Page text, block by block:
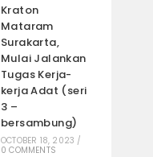
Kraton
Mataram
Surakarta,
Mulai Jalankan
Tugas Kerja-
kerja Adat (seri
3 –
bersambung)
OCTOBER 18, 2023 /
0 COMMENTS